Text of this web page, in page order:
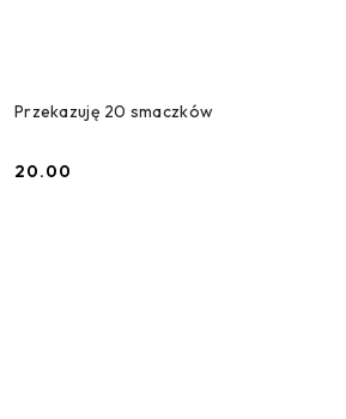
Przekazuję 20 smaczków
Cena:
20.00